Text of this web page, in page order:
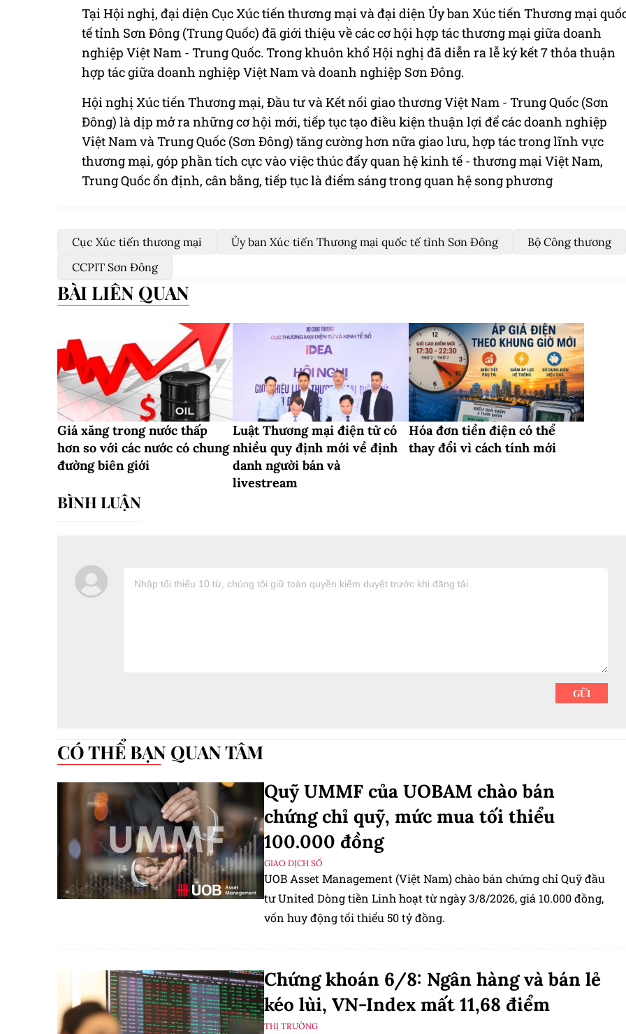
Tại Hội nghị, đại diện Cục Xúc tiến thương mại và đại diện Ủy ban Xúc tiến Thương mại
tế tỉnh Sơn Đông (Trung Quốc) đã giới thiệu về các cơ hội hợp tác thương mại giữa doanh
nghiệp Việt Nam - Trung Quốc. Trong khuôn khổ Hội nghị đã diễn ra lễ ký kết 7 thỏa thuận
hợp tác giữa doanh nghiệp Việt Nam và doanh nghiệp Sơn Đông.
Hội nghị Xúc tiến Thương mại, Đầu tư và Kết nối giao thương Việt Nam - Trung Quốc (Sơn
Đông) là dịp mở ra những cơ hội mới, tiếp tục tạo điều kiện thuận lợi để các doanh nghiệp
Việt Nam và Trung Quốc (Sơn Đông) tăng cường hơn nữa giao lưu, hợp tác trong lĩnh vực
thương mại, góp phần tích cực vào việc thúc đẩy quan hệ kinh tế - thương mại Việt Nam,
Trung Quốc ổn định, cân bằng, tiếp tục là điểm sáng trong quan hệ song phương
Cục Xúc tiến thương mại Ủy ban Xúc tiến Thương mại quốc tế tỉnh Sơn Đông
Bộ Công thương
CCPIT Sơn Đông
BÀI LIÊN QUAN
Giá xăng trong nước thấp
hơn so với các nước có chung
đường biên giới
Luật Thương mại điện tử có
nhiều quy định mới về định
danh người bán và
livestream
Hóa đơn tiền điện có thể
thay đổi vì cách tính mới
CÓ THỂ BẠN QUAN TÂM
Quỹ UMMF của UOBAM chào bán
chứng chỉ quỹ, mức mua tối thiểu
100.000 đồng
GIAO DỊCH SỐ
UOB Asset Management (Việt Nam) chào bán chứng chỉ Quỹ đầu
tư United Dòng tiền Linh hoạt từ ngày 3/8/2026, giá 10.000 đồng,
vốn huy động tối thiểu 50 tỷ đồng.
Chứng khoán 6/8: Ngân hàng và bán lẻ
kéo lùi, VN-Index mất 11,68 điểm
THỊ TRƯỜNG